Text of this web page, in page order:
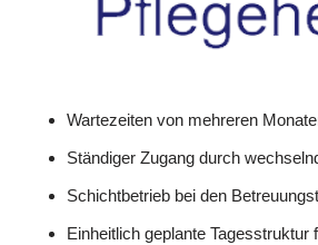
Wartezeiten von mehreren
Ständiger Zugang durch
Schichtbetrieb bei den
Einheitlich geplante Tagesstruktur